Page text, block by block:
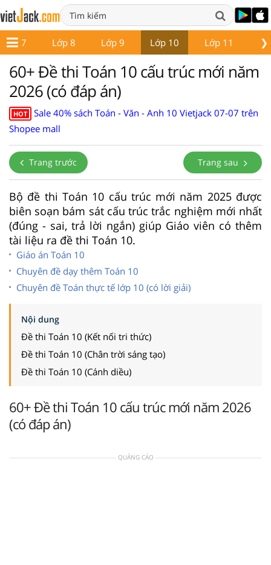
❯
Lớp 7 Lớp 8 Lớp 9 Lớp 10 Lớp 11
60+ Đề thi Toán 10 cấu trúc mới năm
2026 (có đáp án)
HOT
Sale 40% sách Toán - Văn - Anh 10 Vietjack 07-07 trên
Shopee mall
Trang trước Trang sau
Bộ đề thi Toán 10 cấu trúc mới năm 2025 được
biên soạn bám sát cấu trúc trắc nghiệm mới nhất
(đúng - sai, trả lời ngắn) giúp Giáo viên có thêm
tài liệu ra đề thi Toán 10.
Giáo án Toán 10
Chuyên đề dạy thêm Toán 10
Chuyên đề Toán thực tế lớp 10 (có lời giải)
Nội dung
Đề thi Toán 10 (Kết nối tri thức)
Đề thi Toán 10 (Chân trời sáng tạo)
Đề thi Toán 10 (Cánh diều)
60+ Đề thi Toán 10 cấu trúc mới năm 2026
(có đáp án)
QUẢNG CÁO